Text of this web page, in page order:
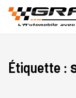
Étiquette :